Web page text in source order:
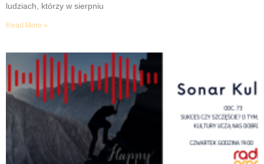
ludziach, którzy w sierpniu
Read More »